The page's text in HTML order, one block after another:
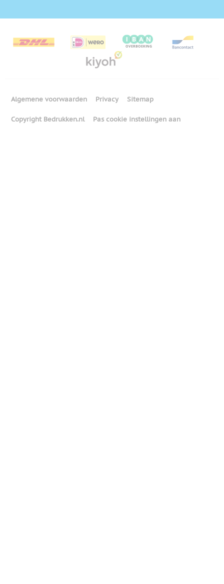
Algemene voorwaarden Privacy Sitemap
Copyright Bedrukken.nl Pas cookie instellingen aan